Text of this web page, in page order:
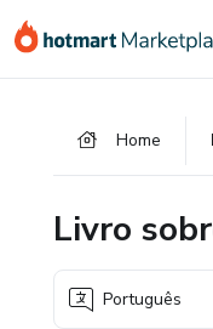
para
para
para
Home
Livro
Português